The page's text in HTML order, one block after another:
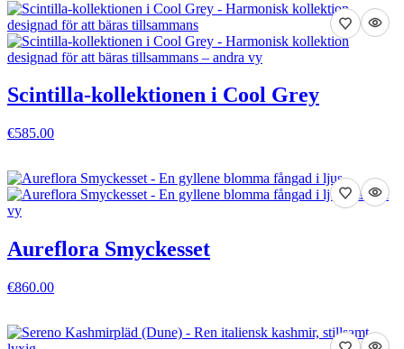
Scintilla-kollektionen i Cool Grey
€585.00
Aureflora Smyckesset
€860.00